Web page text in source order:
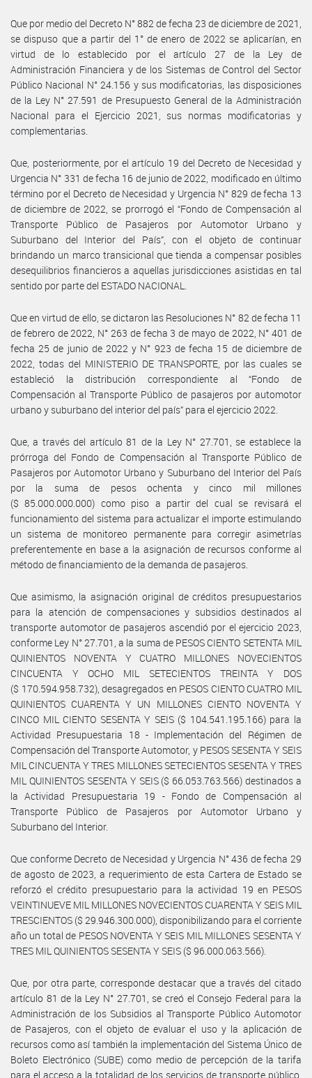
Que por medio del Decreto N° 882 de fecha 23 de diciembre de 2021,
se dispuso que a partir del 1° de enero de 2022 se aplicarían, en
virtud de lo establecido por el artículo 27 de la Ley de
Administración Financiera y de los Sistemas de Control del Sector
Público Nacional N° 24.156 y sus modificatorias, las disposiciones
de la Ley N° 27.591 de Presupuesto General de la Administración
Nacional para el Ejercicio 2021, sus normas modificatorias y
complementarias.
Que, posteriormente, por el artículo 19 del Decreto de Necesidad y
Urgencia N° 331 de fecha 16 de junio de 2022, modificado en último
término por el Decreto de Necesidad y Urgencia N° 829 de fecha 13
de diciembre de 2022, se prorrogó el “Fondo de Compensación al
Transporte Público de Pasajeros por Automotor Urbano y
Suburbano del Interior del País”, con el objeto de continuar
brindando un marco transicional que tienda a compensar posibles
desequilibrios financieros a aquellas jurisdicciones asistidas en tal
sentido por parte del ESTADO NACIONAL.
Que en virtud de ello, se dictaron las Resoluciones N° 82 de fecha 11
de febrero de 2022, N° 263 de fecha 3 de mayo de 2022, N° 401 de
fecha 25 de junio de 2022 y N° 923 de fecha 15 de diciembre de
2022, todas del MINISTERIO DE TRANSPORTE, por las cuales se
estableció la distribución correspondiente al “Fondo de
Compensación al Transporte Público de pasajeros por automotor
urbano y suburbano del interior del país” para el ejercicio 2022.
Que, a través del artículo 81 de la Ley N° 27.701, se establece la
prórroga del Fondo de Compensación al Transporte Público de
Pasajeros por Automotor Urbano y Suburbano del Interior del País
por la suma de pesos ochenta y cinco mil millones
($ 85.000.000.000) como piso a partir del cual se revisará el
funcionamiento del sistema para actualizar el importe estimulando
un sistema de monitoreo permanente para corregir asimetrías
preferentemente en base a la asignación de recursos conforme al
método de financiamiento de la demanda de pasajeros.
Que asimismo, la asignación original de créditos presupuestarios
para la atención de compensaciones y subsidios destinados al
transporte automotor de pasajeros ascendió por el ejercicio 2023,
conforme Ley N° 27.701, a la suma de PESOS CIENTO SETENTA MIL
QUINIENTOS NOVENTA Y CUATRO MILLONES NOVECIENTOS
CINCUENTA Y OCHO MIL SETECIENTOS TREINTA Y DOS
($ 170.594.958.732), desagregados en PESOS CIENTO CUATRO MIL
QUINIENTOS CUARENTA Y UN MILLONES CIENTO NOVENTA Y
CINCO MIL CIENTO SESENTA Y SEIS ($ 104.541.195.166) para la
Actividad Presupuestaria 18 - Implementación del Régimen de
Compensación del Transporte Automotor, y PESOS SESENTA Y SEIS
MIL CINCUENTA Y TRES MILLONES SETECIENTOS SESENTA Y TRES
MIL QUINIENTOS SESENTA Y SEIS ($ 66.053.763.566) destinados a
la Actividad Presupuestaria 19 - Fondo de Compensación al
Transporte Público de Pasajeros por Automotor Urbano y
Suburbano del Interior.
Que conforme Decreto de Necesidad y Urgencia N° 436 de fecha 29
de agosto de 2023, a requerimiento de esta Cartera de Estado se
reforzó el crédito presupuestario para la actividad 19 en PESOS
VEINTINUEVE MIL MILLONES NOVECIENTOS CUARENTA Y SEIS MIL
TRESCIENTOS ($ 29.946.300.000), disponibilizando para el corriente
año un total de PESOS NOVENTA Y SEIS MIL MILLONES SESENTA Y
TRES MIL QUINIENTOS SESENTA Y SEIS ($ 96.000.063.566).
Que, por otra parte, corresponde destacar que a través del citado
artículo 81 de la Ley N° 27.701, se creó el Consejo Federal para la
Administración de los Subsidios al Transporte Público Automotor
de Pasajeros, con el objeto de evaluar el uso y la aplicación de
recursos como así también la implementación del Sistema Único de
Boleto Electrónico (SUBE) como medio de percepción de la tarifa
para el acceso a la totalidad de los servicios de transporte público,